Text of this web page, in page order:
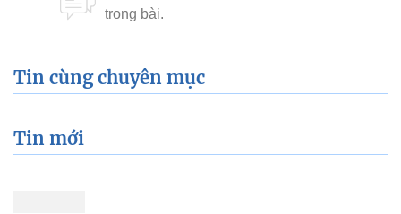
Tin cùng chuyên mục
Tin mới